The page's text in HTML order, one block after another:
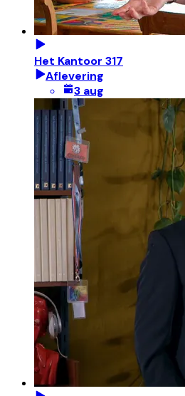
Het Kantoor 317
Aflevering
3 aug